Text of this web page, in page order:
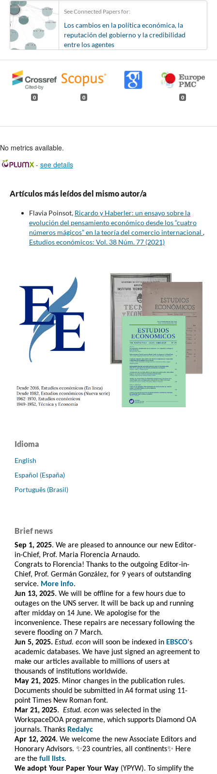
See Connected Papers for:
Los cambios en la política económica, la
reputación del gobierno y la credibilidad
entre los agentes
0 0 0
No metrics available.
- see details
Artículos más leídos del mismo autor/a
Flavia Poinsot, Ricardo y Haberler: un ensayo sobre la
evolución del pensamiento económico desde los “cuatro
números mágicos” en la teoría del comercio internacional ,
Estudios económicos: Vol. 38 Núm. 77 (2021)
Idioma
English
Español (España)
Português (Brasil)
Brief news
Sep 1, 2025. We are pleased to announce our new Editor-
in-Chief, Prof. Maria Florencia Arnaudo.
Congrats to Florencia! Thanks to the outgoing Editor-in-
Chief, Prof. Germán González, for 9 years of outstanding
service. More info.
Jun 13, 2025. We will be offline for a few hours due to
outages on the UNS server. It will be back up and running
after midday on 14 June. We apologise for the
inconvenience. These repairs are necessary following the
severe flooding on 7 March.
Jun 5, 2025. Estud. econ will soon be indexed in EBSCO's
academic databases. We have just signed an agreement to
make our articles available to millions of users at
thousands of institutions worldwide.
May 21, 2025. Minor changes in the publication rules.
Documents should be submitted in A4 format using 11-
point Times New Roman font.
Mar 21, 2025. Estud. econ was selected in the
WorkspaceDOA programme, which supports Diamond OA
journals. Thanks Redalyc
Apr 12, 2024. We welcome the new Associate Editors and
Honorary Advisors. ✨23 countries, all continents✨ Here
are the full lists.
We adopt Your Paper Your Way (YPYW). To simplify the